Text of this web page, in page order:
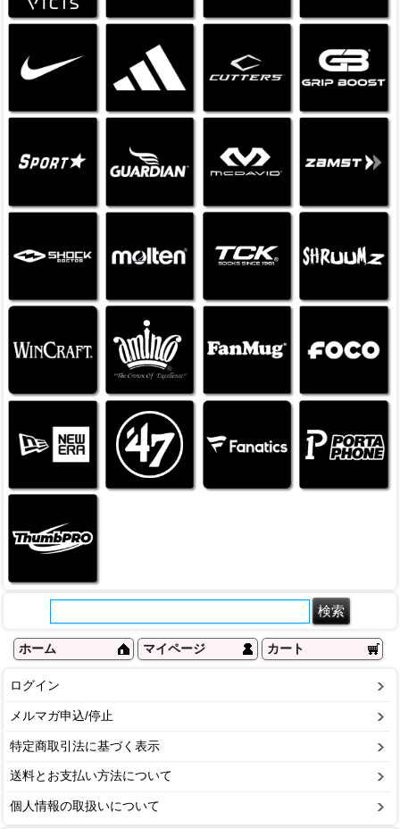
ホーム マイページ カート
ログイン
メルマガ申込/停止
特定商取引法に基づく表示
送料とお支払い方法について
個人情報の取扱いについて